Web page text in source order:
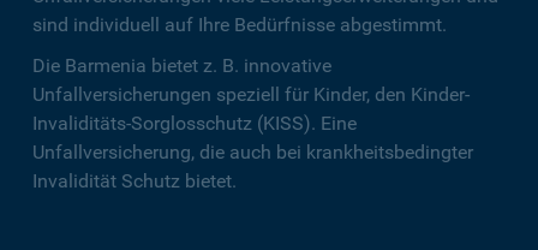
sind individuell auf Ihre Bedürfnisse abgestimmt.
Die Barmenia bietet z. B. innovative
Unfallversicherungen speziell für Kinder, den Kinder-
Invaliditäts-Sorglosschutz (KISS). Eine
Unfallversicherung, die auch bei krankheitsbedingter
Invalidität Schutz bietet.